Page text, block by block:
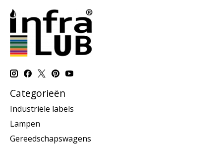
Categorieën
Industriële labels
Lampen
Gereedschapswagens